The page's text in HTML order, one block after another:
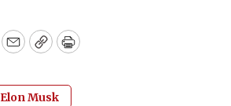
EmailCopyPrint
Elon Musk